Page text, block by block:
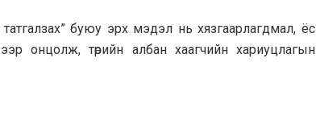
буюу эрх мэдэл нь хязгаарлагдмал, ёс
онцолж, төрийн албан хаагчийн хариуцлагын